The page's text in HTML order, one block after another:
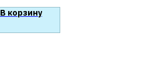
В корзину